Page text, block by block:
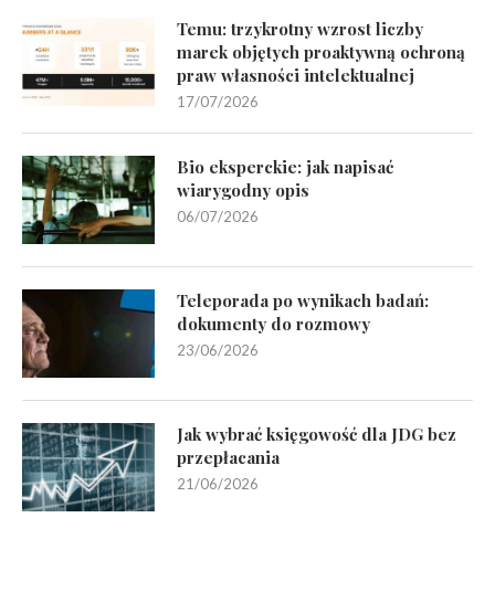
Temu: trzykrotny wzrost liczby
marek objętych proaktywną ochroną
praw własności intelektualnej
17/07/2026
Bio eksperckie: jak napisać
wiarygodny opis
06/07/2026
Teleporada po wynikach badań:
dokumenty do rozmowy
23/06/2026
Jak wybrać księgowość dla JDG bez
przepłacania
21/06/2026